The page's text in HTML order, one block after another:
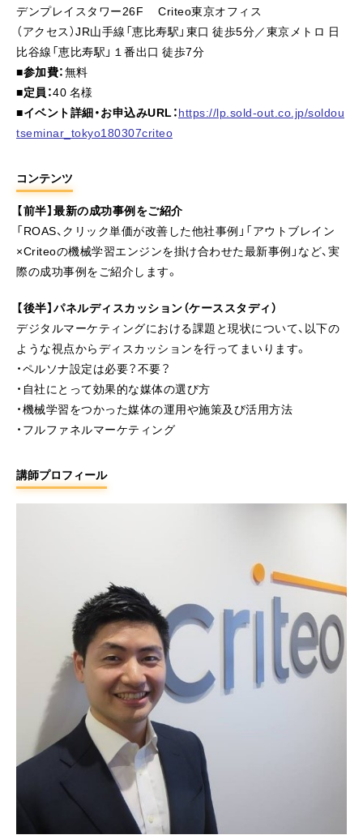
デンプレイスタワー26F Criteo東京オフィス
（アクセス）JR山手線「恵比寿駅」東口 徒歩5分／東京メトロ 日
比谷線「恵比寿駅」１番出口 徒歩7分
■参加費：無料
■定員 ：40 名様
■イベント詳細・お申込みURL：https://lp.sold-out.co.jp/soldou
tseminar_tokyo180307criteo
コンテンツ
【前半】最新の成功事例をご紹介
「ROAS、クリック単価が改善した他社事例」「アウトブレイン
×Criteoの機械学習エンジンを掛け合わせた最新事例」など、実
際の成功事例をご紹介します。
【後半】パネルディスカッション（ケーススタディ）
デジタルマーケティングにおける課題と現状について、以下の
ような視点からディスカッションを行ってまいります。
・ペルソナ設定は必要？不要？
・自社にとって効果的な媒体の選び方
・機械学習をつかった媒体の運用や施策及び活用方法
・フルファネルマーケティング
講師プロフィール